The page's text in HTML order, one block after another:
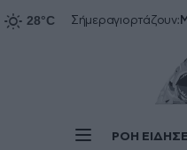
Σήμεραγιορτάζουν:
ΡΟΗ